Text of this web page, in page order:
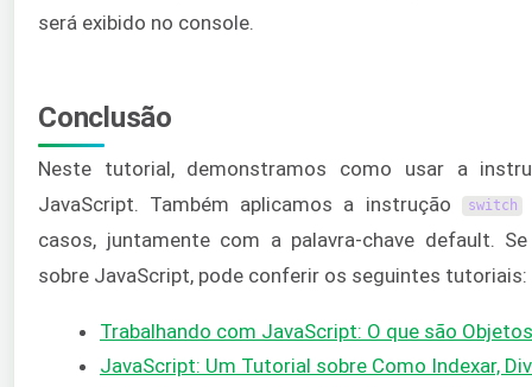
será exibido no console.
Conclusão
Neste tutorial, demonstramos como usar a
JavaScript. Também aplicamos a instrução
switch
casos, juntamente com a palavra-chave default.
sobre JavaScript, pode conferir os seguintes tutoriais:
Trabalhando com JavaScript: O que são
JavaScript: Um Tutorial sobre Como Indexar,